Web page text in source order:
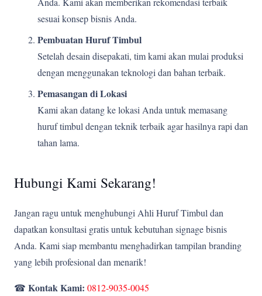
sesuai konsep bisnis Anda.
Pembuatan Huruf Timbul
Setelah desain disepakati, tim kami akan mulai produksi
dengan menggunakan teknologi dan bahan terbaik.
Pemasangan di Lokasi
Kami akan datang ke lokasi Anda untuk memasang
huruf timbul dengan teknik terbaik agar hasilnya rapi dan
tahan lama.
Hubungi Kami Sekarang!
Jangan ragu untuk menghubungi Ahli Huruf Timbul dan
dapatkan konsultasi gratis untuk kebutuhan signage bisnis
Anda. Kami siap membantu menghadirkan tampilan branding
yang lebih profesional dan menarik!
☎ Kontak Kami: 0812-9035-0045